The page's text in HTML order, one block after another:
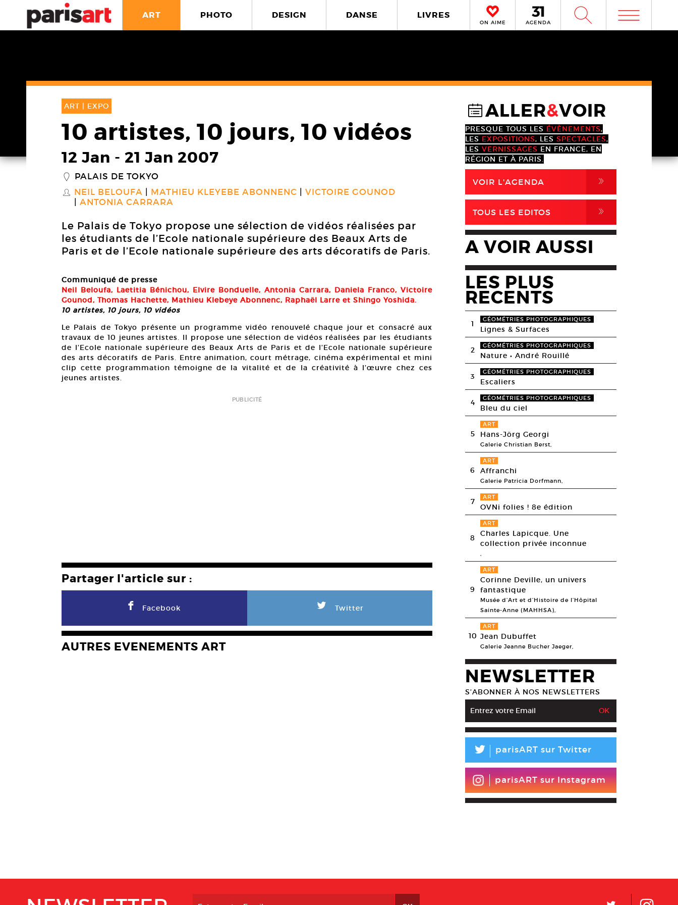
ART PHOTO DESIGN DANSE LIVRES
ON AIME AGENDA W m
ART | EXPO
10 artistes, 10 jours, 10 vidéos
12 Jan - 21 Jan 2007
_ PALAIS DE TOKYO
S NEIL BELOUFA MATHIEU KLEYEBE ABONNENC
VICTOIRE GOUNOD
ANTONIA CARRARA
Le Palais de Tokyo propose une sélection de vidéos réalisées par
les étudiants de l’Ecole nationale supérieure des Beaux Arts de
Paris et de l’Ecole nationale supérieure des arts décoratifs de Paris.
Communiqué de presse
Neil Beloufa, Laetitia Bénichou, Elvire Bonduelle, Antonia Carrara, Daniela Franco, Victoire
Gounod, Thomas Hachette, Mathieu Klebeye Abonnenc, Raphaël Larre et Shingo Yoshida.
10 artistes, 10 jours, 10 vidéos
Le Palais de Tokyo présente un programme vidéo renouvelé chaque jour et consacré aux
travaux de 10 jeunes artistes. Il propose une sélection de vidéos réalisées par les étudiants
de l’Ecole nationale supérieure des Beaux Arts de Paris et de l’Ecole nationale supérieure
des arts décoratifs de Paris. Entre animation, court métrage, cinéma expérimental et mini
clip cette programmation témoigne de la vitalité et de la créativité à l’œuvre chez ces
jeunes artistes.
PUBLICITÉ
Partager l'article sur :
F Facebook L Twitter
AUTRES EVENEMENTS ART
@ALLER&VOIR
PRESQUE TOUS LES ÉVÈNEMENTS,
LES EXPOSITIONS, LES SPECTACLES,
LES VERNISSAGES EN FRANCE, EN
RÉGION ET À PARIS.
VOIR L'AGENDA ,
TOUS LES EDITOS ,
A VOIR AUSSI
LES PLUS
RECENTS
1 GÉOMÉTRIES PHOTOGRAPHIQUES
Lignes & Surfaces
2 GÉOMÉTRIES PHOTOGRAPHIQUES
Nature • André Rouillé
3 GÉOMÉTRIES PHOTOGRAPHIQUES
Escaliers
4 GÉOMÉTRIES PHOTOGRAPHIQUES
Bleu du ciel
5
ART
Hans-Jörg Georgi
Galerie Christian Berst,
6
ART
Affranchi
Galerie Patricia Dorfmann,
7 ART
OVNi folies ! 8e édition
8
ART
Charles Lapicque. Une
collection privée inconnue
,
9
ART
Corinne Deville, un univers
fantastique
Musée d’Art et d’Histoire de l’Hôpital
Sainte-Anne (MAHHSA),
10
ART
Jean Dubuffet
Galerie Jeanne Bucher Jaeger,
NEWSLETTER
S’ABONNER À NOS NEWSLETTERS
L parisART sur Twitter
parisART sur Instagram